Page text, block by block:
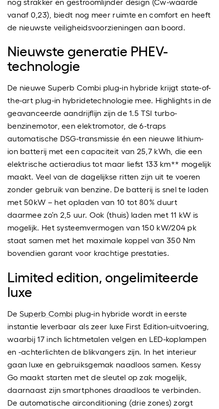
vanaf 0,23), biedt nog meer ruimte en comfort en heeft
de nieuwste veiligheidsvoorzieningen aan boord.
Nieuwste generatie PHEV-
technologie
De nieuwe Superb Combi plug-in hybride krijgt state-of-
the-art plug-in hybridetechnologie mee. Highlights in de
geavanceerde aandrijflijn zijn de 1.5 TSI turbo-
benzinemotor, een elektromotor, de 6-traps
automatische DSG-transmissie én een nieuwe lithium-
ion batterij met een capaciteit van 25,7 kWh, die een
elektrische actieradius tot maar liefst 133 km** mogelijk
maakt. Veel van de dagelijkse ritten zijn uit te voeren
zonder gebruik van benzine. De batterij is snel te laden
met 50kW – het opladen van 10 tot 80% duurt
daarmee zo’n 2,5 uur. Ook (thuis) laden met 11 kW is
mogelijk. Het systeemvermogen van 150 kW/204 pk
staat samen met het maximale koppel van 350 Nm
bovendien garant voor krachtige prestaties.
Limited edition, ongelimiteerde
luxe
De Superb Combi plug-in hybride wordt in eerste
instantie leverbaar als zeer luxe First Edition-uitvoering,
waarbij 17 inch lichtmetalen velgen en LED-koplampen
en -achterlichten de blikvangers zijn. In het interieur
gaan luxe en gebruiksgemak naadloos samen. Kessy
Go maakt starten met de sleutel op zak mogelijk,
daarnaast zijn smartphones draadloos te verbinden.
De automatische airconditioning (drie zones) zorgt